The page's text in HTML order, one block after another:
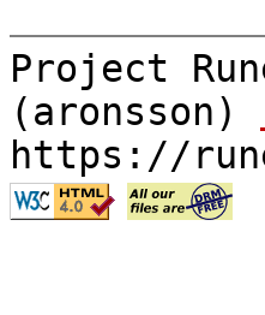
Project
(aronsson)
https://